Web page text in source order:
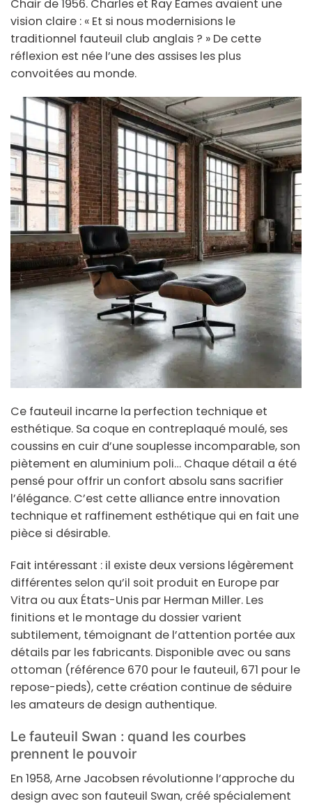
Chair de 1956. Charles et Ray Eames avaient une
vision claire : « Et si nous modernisions le
traditionnel fauteuil club anglais ? » De cette
réflexion est née l’une des assises les plus
convoitées au monde.
Ce fauteuil incarne la perfection technique et
esthétique. Sa coque en contreplaqué moulé, ses
coussins en cuir d’une souplesse incomparable, son
piètement en aluminium poli… Chaque détail a été
pensé pour offrir un confort absolu sans sacrifier
l’élégance. C’est cette alliance entre innovation
technique et raffinement esthétique qui en fait une
pièce si désirable.
Fait intéressant : il existe deux versions légèrement
différentes selon qu’il soit produit en Europe par
Vitra ou aux États-Unis par Herman Miller. Les
finitions et le montage du dossier varient
subtilement, témoignant de l’attention portée aux
détails par les fabricants. Disponible avec ou sans
ottoman (référence 670 pour le fauteuil, 671 pour le
repose-pieds), cette création continue de séduire
les amateurs de design authentique.
Le fauteuil Swan : quand les courbes
prennent le pouvoir
En 1958, Arne Jacobsen révolutionne l’approche du
design avec son fauteuil Swan, créé spécialement